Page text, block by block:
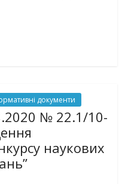
документи
№ 22.1/10-
наукових